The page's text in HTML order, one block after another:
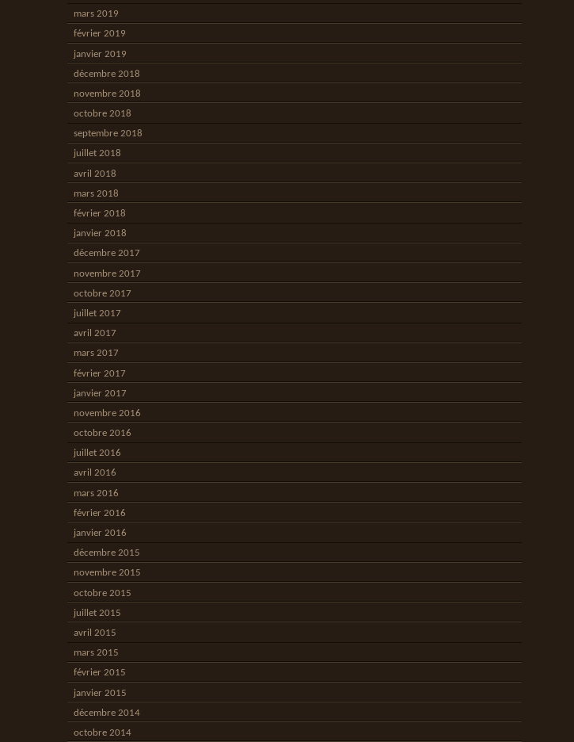
mars 2019
février 2019
janvier 2019
décembre 2018
novembre 2018
octobre 2018
septembre 2018
juillet 2018
avril 2018
mars 2018
février 2018
janvier 2018
décembre 2017
novembre 2017
octobre 2017
juillet 2017
avril 2017
mars 2017
février 2017
janvier 2017
novembre 2016
octobre 2016
juillet 2016
avril 2016
mars 2016
février 2016
janvier 2016
décembre 2015
novembre 2015
octobre 2015
juillet 2015
avril 2015
mars 2015
février 2015
janvier 2015
décembre 2014
octobre 2014